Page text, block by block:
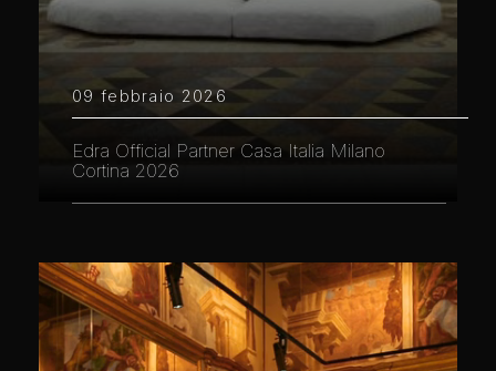
09 febbraio 2026
Edra Official Partner Casa Italia Milano
Cortina 2026